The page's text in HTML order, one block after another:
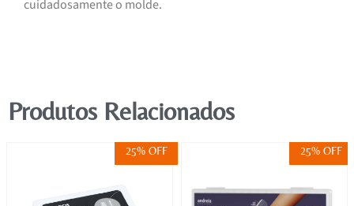
cuidadosamente o molde.
Produtos Relacionados
25% OFF 25% OFF